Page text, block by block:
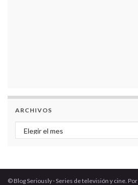
ARCHIVOS
Archivos
© Blog Seriously · Series de televisión y cine. Por